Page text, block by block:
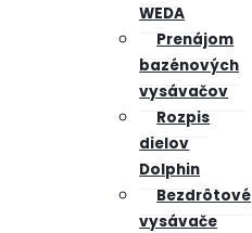
WEDA
Prenájom
bazénových
vysávačov
Rozpis
dielov
Dolphin
Bezdrôtové
vysávače